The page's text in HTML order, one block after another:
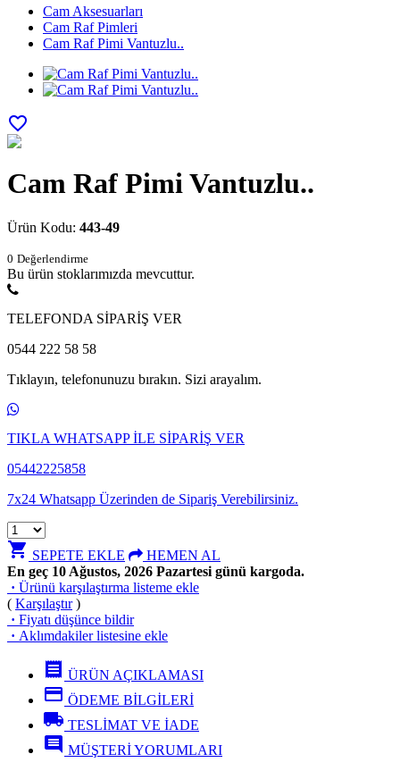
Cam Aksesuarları
Cam Raf Pimleri
Cam Raf Pimi Vantuzlu..
favorite_border
Cam Raf Pimi Vantuzlu..
Ürün Kodu: 443-49
0 Değerlendirme
Bu ürün stoklarımızda mevcuttur.
TELEFONDA SİPARİŞ VER
0544 222 58 58
Tıklayın, telefonunuzu bırakın. Sizi arayalım.
TIKLA WHATSAPP İLE SİPARİŞ VER
05442225858
7x24 Whatsapp Üzerinden de Sipariş Verebilirsiniz.
shopping_cart SEPETE EKLE
HEMEN AL
En geç 10 Ağustos, 2026 Pazartesi günü kargoda.
· Ürünü karşılaştırma listeme ekle
( Karşılaştır)
· Fiyatı düşünce bildir
· Aklımdakiler listesine ekle
receipt ÜRÜN AÇIKLAMASI
credit_card ÖDEME BİLGİLERİ
local_shipping TESLİMAT VE İADE
comment MÜŞTERİ YORUMLARI